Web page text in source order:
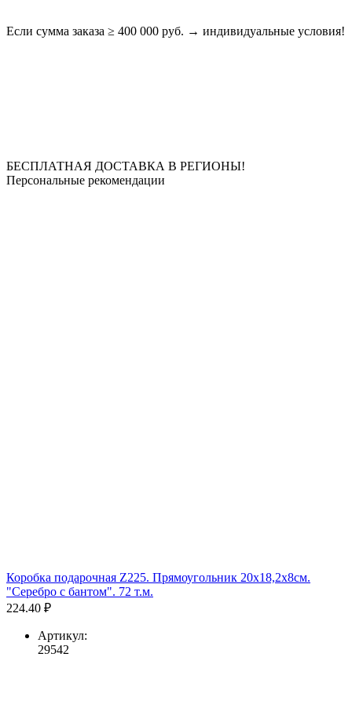
Если сумма заказа ≥ 400 000 руб. → индивидуальные условия!
БЕСПЛАТНАЯ ДОСТАВКА В РЕГИОНЫ!
Персональные рекомендации
Коробка подарочная Z225. Прямоугольник 20х18,2х8см.
"Серебро с бантом". 72 т.м.
224.40 ₽
Артикул:
29542